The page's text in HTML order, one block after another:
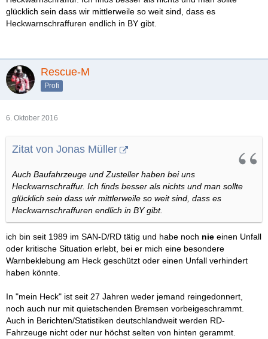
glücklich sein dass wir mittlerweile so weit sind, dass es
Heckwarnschraffuren endlich in BY gibt.
Rescue-M
Profi
6. Oktober 2016
Zitat von Jonas Müller
Auch Baufahrzeuge und Zusteller haben bei uns
Heckwarnschraffur. Ich finds besser als nichts und man sollte
glücklich sein dass wir mittlerweile so weit sind, dass es
Heckwarnschraffuren endlich in BY gibt.
ich bin seit 1989 im SAN-D/RD tätig und habe noch nie einen Unfall
oder kritische Situation erlebt, bei er mich eine besondere
Warnbeklebung am Heck geschützt oder einen Unfall verhindert
haben könnte.
In "mein Heck" ist seit 27 Jahren weder jemand reingedonnert,
noch auch nur mit quietschenden Bremsen vorbeigeschrammt.
Auch in Berichten/Statistiken deutschlandweit werden RD-
Fahrzeuge nicht oder nur höchst selten von hinten gerammt.